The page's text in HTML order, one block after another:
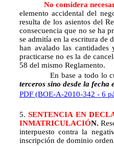
No considera
elemento accidental del
resulta de los asientos del
consecuencia que no se ha
se admitía en la escritura de
han avalado las
practicarse no es la de
58 del mismo Reglamento.
En base a todo lo cual
terceros sino desde la fecha
PDF (BOE-A-2010-342 - 6
5.SENTENCIA EN
INMATRICULACIÓN.
interpuesto contra la
inscripción de dominio